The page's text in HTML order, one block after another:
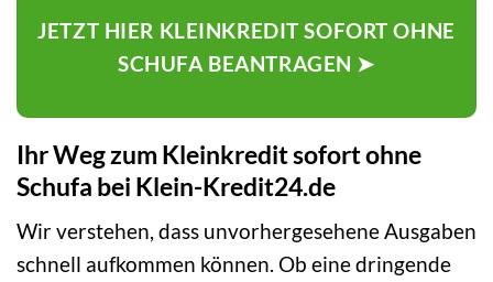
JETZT HIER KLEINKREDIT SOFORT OHNE
SCHUFA BEANTRAGEN ➤
Ihr Weg zum Kleinkredit sofort ohne
Schufa bei Klein-Kredit24.de
Wir verstehen, dass unvorhergesehene Ausgaben
schnell aufkommen können. Ob eine dringende